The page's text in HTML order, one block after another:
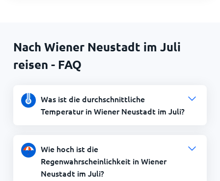
Nach Wiener Neustadt im Juli
reisen - FAQ
Was ist die durchschnittliche
Temperatur in Wiener Neustadt im Juli?
Wie hoch ist die
Regenwahrscheinlichkeit in Wiener
Neustadt im Juli?